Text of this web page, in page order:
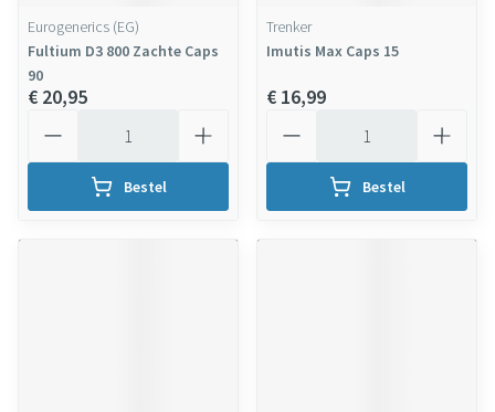
Eurogenerics (EG)
Fultium D3 800 Zachte Caps
90
€ 20,95
Bestel
Trenker
Imutis Max Caps 15
€ 16,99
Bestel